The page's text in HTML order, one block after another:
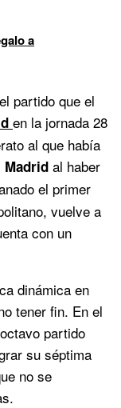
a
partido que el
en la jornada 28
al que había
Madrid al haber
el primer
vuelve a
con un
dinámica en
tener fin. En el
partido
su séptima
no se